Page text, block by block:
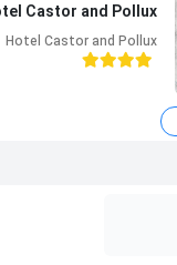
Castor and Pollux
Hotel Castor and Pollux